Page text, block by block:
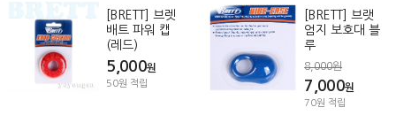
[BRETT] 브렛
배트 파워 캡
(레드)
5,000원
50원 적립
[BRETT] 브랫
엄지 보호대 블
루
8,000원
7,000원
70원 적립